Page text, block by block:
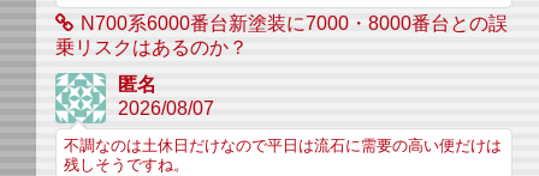
N700系6000番台新塗装に7000・8000番台との誤
乗リスクはあるのか？
匿名
2026/08/07
不調なのは土休日だけなので平日は流石に需要の高い便だけは
残しそうですね。